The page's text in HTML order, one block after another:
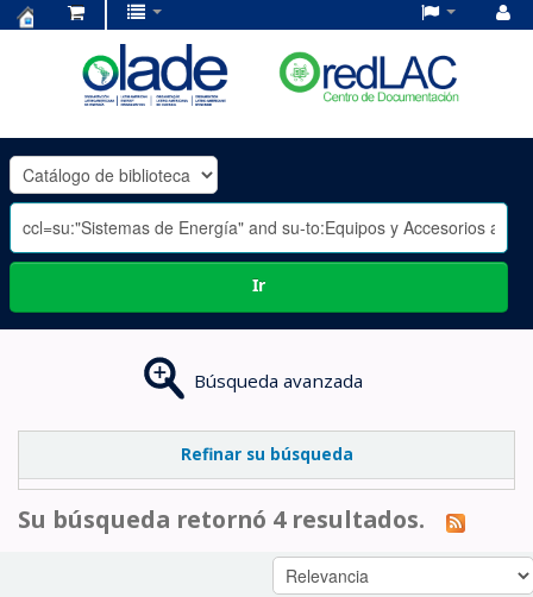
OLADE
-
Ir
Búsqueda avanzada
Refinar su búsqueda
Su búsqueda retornó 4 resultados.